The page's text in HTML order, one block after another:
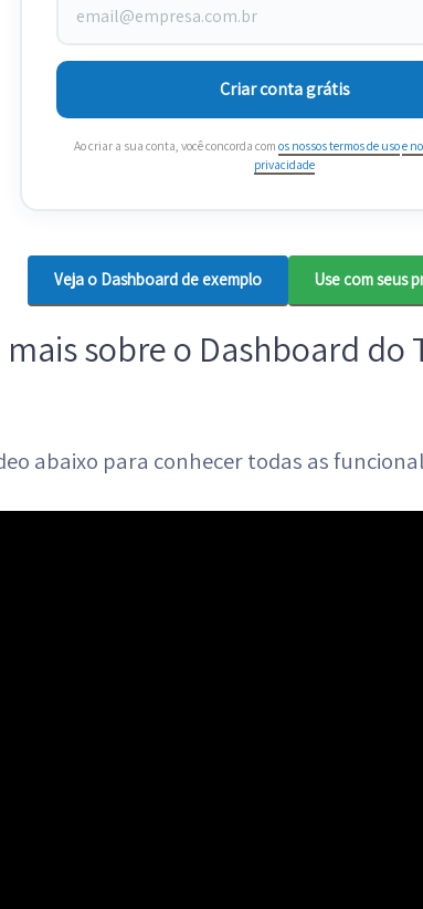
Criar conta grátis
Ao criar a sua conta, você concorda com os nossos termos de usoe
privacidade
Veja o Dashboard de exemplo Use com seus
mais sobre o Dashboard do
abaixo para conhecer todas as